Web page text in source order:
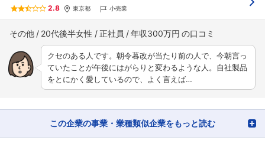
2.8 東京都 小売業
その他 20代後半女性 正社員 年収300万円
クセのある人です。朝令暮改が当たり前の人で、今朝言っ
ていたことが午後にはがらりと変わるような人。自社製品
をとにかく愛しているので、よく言えば…
この企業の事業・業種類似企業をもっと読む